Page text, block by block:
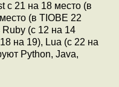
с 21 на 18 место (в
(в TIOBE 22
(с 12 на 14
на 19), Lua (с 22 на
Python, Java,